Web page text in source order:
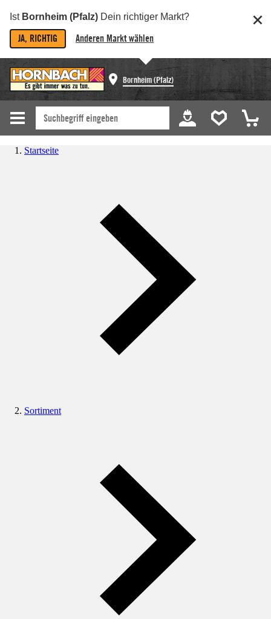
Ist Bornheim (Pfalz) Dein richtiger Markt?
JA, RICHTIG Anderen Markt wählen
Bornheim (Pfalz)
Startseite
Sortiment